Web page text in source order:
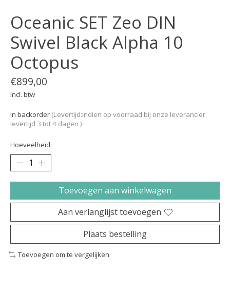
Oceanic SET Zeo DIN
Swivel Black Alpha 10
Octopus
€899,00
Incl. btw
In backorder (Levertijd:indien op voorraad bij onze leverancier
levertijd 3 tot 4 dagen )
Hoeveelheid:
Toevoegen aan winkelwagen
Aan verlanglijst toevoegen
Plaats bestelling
Toevoegen om te vergelijken